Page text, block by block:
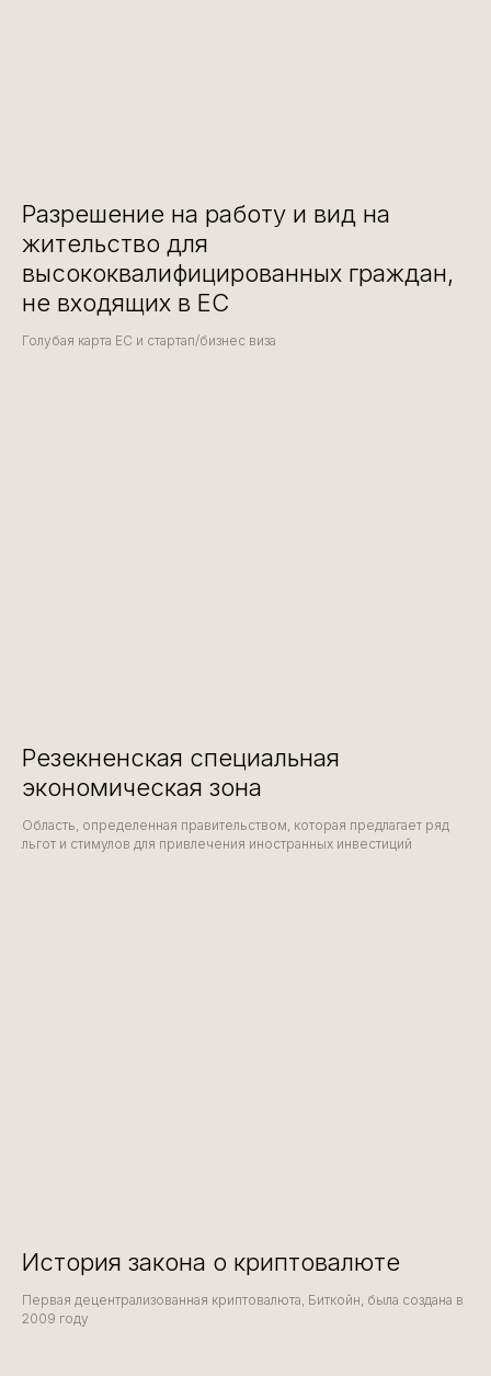
Разрешение на работу и вид на
жительство для
высококвалифицированных граждан,
не входящих в ЕС
Голубая карта ЕС и стартап/бизнес виза
Резекненская специальная
экономическая зона
Область, определенная правительством, которая предлагает ряд
льгот и стимулов для привлечения иностранных инвестиций
История закона о криптовалюте
Первая децентрализованная криптовалюта, Биткойн, была создана в
2009 году